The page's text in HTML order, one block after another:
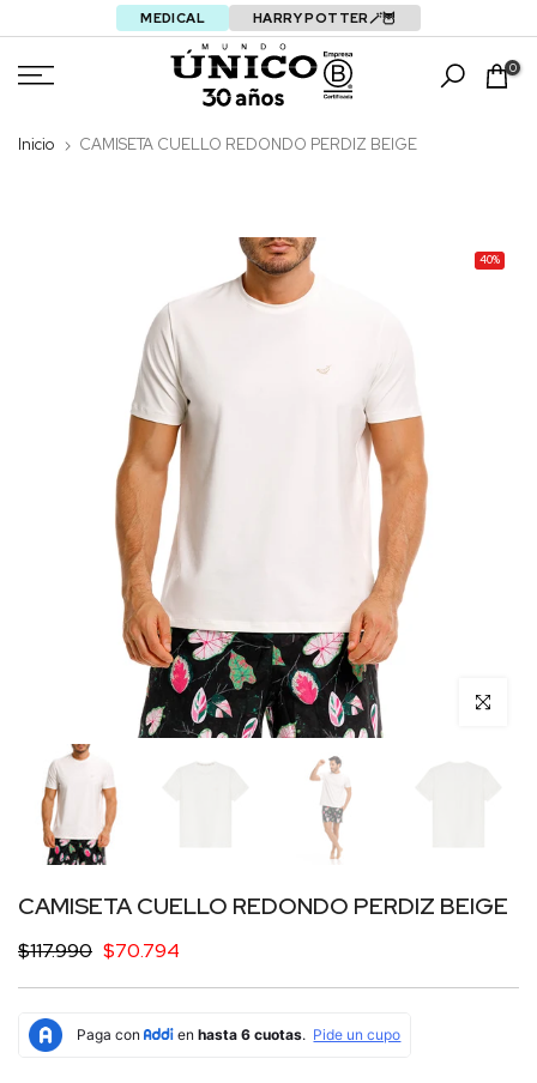
MEDICAL HARRY POTTER🪄🦉
0
Inicio CAMISETA CUELLO REDONDO PERDIZ BEIGE
40%
Click para
CAMISETA CUELLO REDONDO PERDIZ BEIGE
$117.990 $70.794